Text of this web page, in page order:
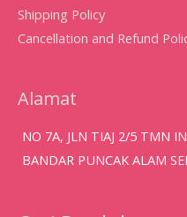
Shipping Policy
Cancellation and Refund
Alamat
NO 7A, JLN TIAJ 2/5 TMN
BANDAR PUNCAK ALAM